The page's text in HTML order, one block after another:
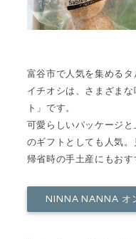
富谷市で人気を集める
イチオシは、さまざま
ト」 です。
可愛らしいパッケージ
のギフトとしても人気
帰省時の手土産にもおす
NINNA NANNA オ